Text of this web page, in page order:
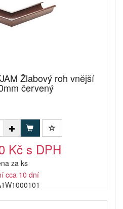
Žlabový roh vnější
červený
Kč s DPH
za ks
cca 10 dní